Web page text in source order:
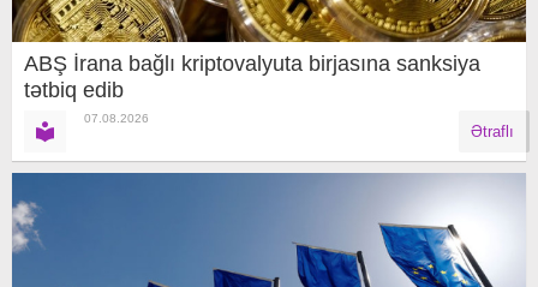
ABŞ İrana bağlı kriptovalyuta birjasına sanksiya
tətbiq edib
07.08.2026
Ətraflı